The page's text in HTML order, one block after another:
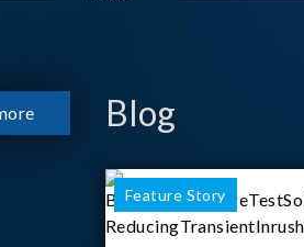
폰, 디지털 카메
토리지, 노트북,Blog
Feature Story